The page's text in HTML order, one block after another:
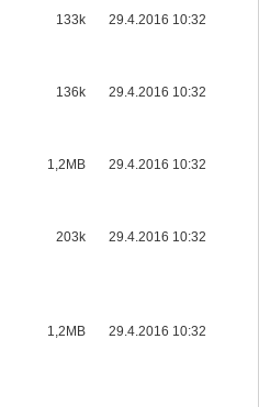
133k 29.4.2016 10:32
136k 29.4.2016 10:32
1,2MB 29.4.2016 10:32
203k 29.4.2016 10:32
1,2MB 29.4.2016 10:32